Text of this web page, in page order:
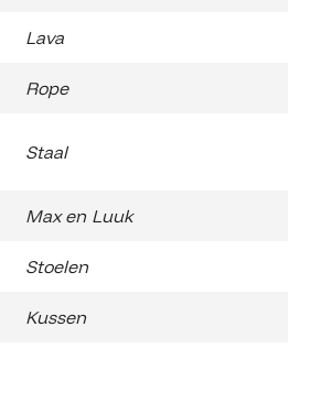
Lava
Rope
Staal
Max en Luuk
Stoelen
Kussen